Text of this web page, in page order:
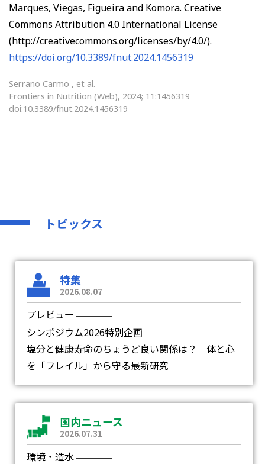
Marques, Viegas, Figueira and Komora. Creative
Commons Attribution 4.0 International License
(http://creativecommons.org/licenses/by/4.0/).
https://doi.org/10.3389/fnut.2024.1456319
Serrano Carmo , et al.
Frontiers in Nutrition (Web), 2024; 11:1456319
doi:10.3389/fnut.2024.1456319
トピックス
特集
2026.08.07
プレビュー ―
シンポジウム2026特別企画
塩分と健康寿命のちょうど良い関係は？ 体と心
を「フレイル」から守る最新研究
国内ニュース
2026.07.31
環境・造水 ―